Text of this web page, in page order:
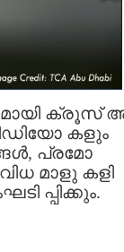
മായി ക്രൂസ്
കളും
പ്രമോ
മാളു കളി
പ്പിക്കും.